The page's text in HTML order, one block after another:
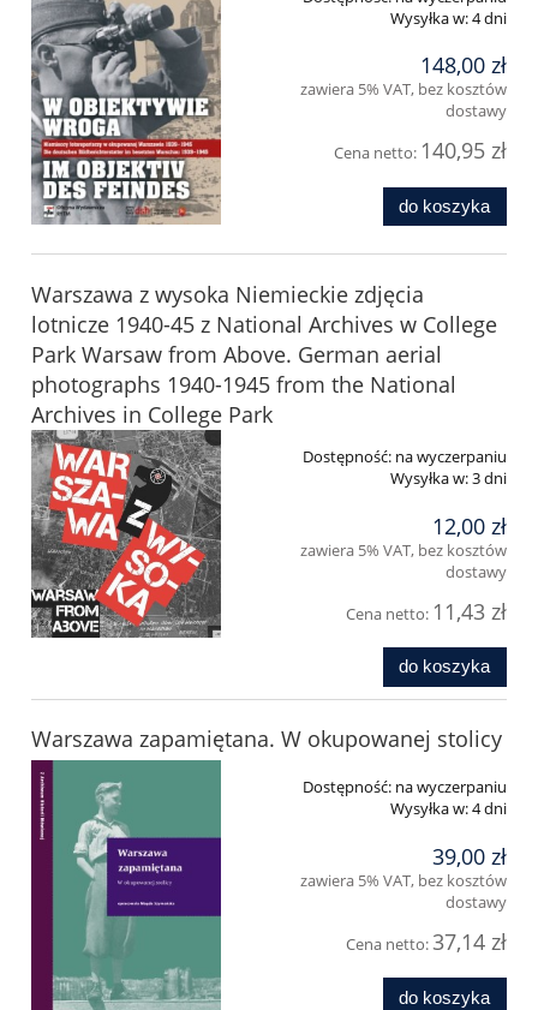
Wysyłka w:4 dni
148,00 zł
zawiera 5% VAT, bez kosztów
dostawy
Cena netto: 140,95 zł
do koszyka
Warszawa z wysoka Niemieckie zdjęcia
lotnicze 1940-45 z National Archives w College
Park Warsaw from Above. German aerial
photographs 1940-1945 from the National
Archives in College Park
Dostępność: na wyczerpaniu
Wysyłka w:3 dni
12,00 zł
zawiera 5% VAT, bez kosztów
dostawy
Cena netto: 11,43 zł
do koszyka
Warszawa zapamiętana. W okupowanej stolicy
Dostępność: na wyczerpaniu
Wysyłka w:4 dni
39,00 zł
zawiera 5% VAT, bez kosztów
dostawy
Cena netto:37,14 zł
do koszyka